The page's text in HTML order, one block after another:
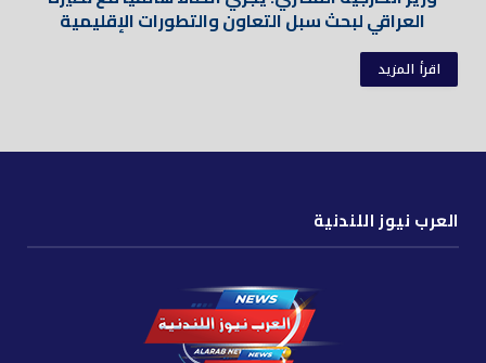
العراقي لبحث سبل التعاون والتطورات الإقليمية
اقرأ المزيد
العرب نيوز اللندنية